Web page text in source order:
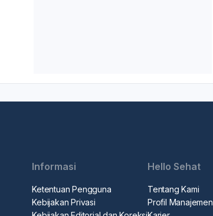
Informasi
Ketentuan Pengguna
Kebijakan Privasi
Hello Sehat
Tentang Kami
Profil Manajemen